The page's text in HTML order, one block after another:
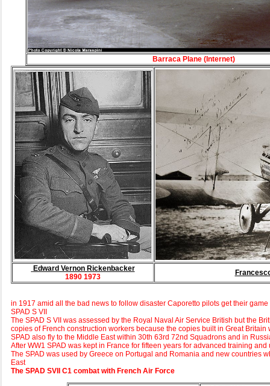
Barraca Plane (Internet)
Edward Vernon Rickenbacker
1890 1973
in 1917 amid all the bad news to follow disaster Caporetto pilots get their
SPAD S VII
The SPAD S VII was assessed by the Royal Naval Air Service British but the
copies of French construction workers because the copies built in Great
SPAD also fly to the Middle East within 30th 63rd 72nd Squadrons and in
After WW1 SPAD was kept in France for fifteen years for advanced training
The SPAD was used by Greece on Portugal and Romania and new countries
East
The SPAD SVII C1 combat with French Air Force